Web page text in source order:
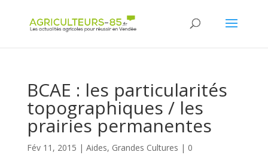
BCAE : les particularités
topographiques / les
prairies permanentes
Fév 11, 2015 | Aides, Grandes Cultures | 0